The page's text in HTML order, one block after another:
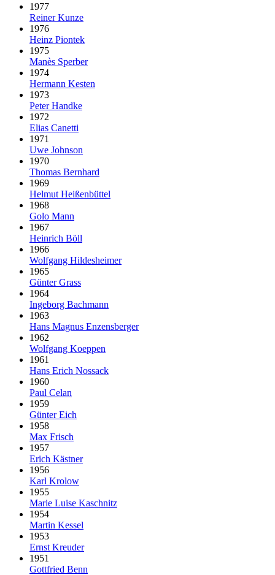
1977
Reiner Kunze
1976
Heinz Piontek
1975
Manès Sperber
1974
Hermann Kesten
1973
Peter Handke
1972
Elias Canetti
1971
Uwe Johnson
1970
Thomas Bernhard
1969
Helmut Heißenbüttel
1968
Golo Mann
1967
Heinrich Böll
1966
Wolfgang Hildesheimer
1965
Günter Grass
1964
Ingeborg Bachmann
1963
Hans Magnus Enzensberger
1962
Wolfgang Koeppen
1961
Hans Erich Nossack
1960
Paul Celan
1959
Günter Eich
1958
Max Frisch
1957
Erich Kästner
1956
Karl Krolow
1955
Marie Luise Kaschnitz
1954
Martin Kessel
1953
Ernst Kreuder
1951
Gottfried Benn